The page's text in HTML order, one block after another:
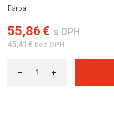
Farba:
55,86 € s DPH
45,41 € bez DPH